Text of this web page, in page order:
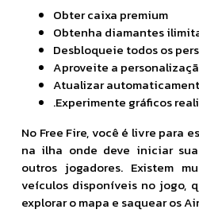
Obter caixa premium
Obtenha diamantes
Desbloqueie todos os
Aproveite a
Atualizar
.Experimente gráficos
No Free Fire, você é livre para
na ilha onde deve iniciar
outros jogadores. Existem
veículos disponíveis no jogo,
explorar o mapa e saquear os